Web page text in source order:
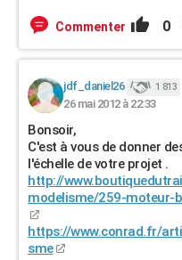
Commenter 0
jdf_daniel26 1 813
26 mai 2012 à 22:33
Bonsoir,
C'est à vous de donner
l'échelle de votre projet .
http://
modelisme/259-moteur-
https://www.conrad.fr/
sme